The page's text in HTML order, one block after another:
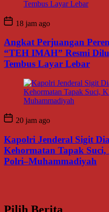
18 jam ago
Angkat Perjuangan
“TEH IMAH” Resmi
Tembus Layar Lebar
20 jam ago
Kapolri Jenderal Sigit
Kehormatan Tapak
Polri–Muhammadiyah